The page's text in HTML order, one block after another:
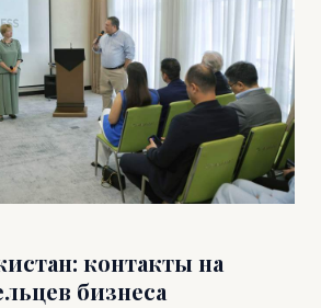
контакты на
бизнеса